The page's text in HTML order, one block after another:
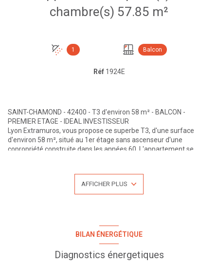
chambre(s) 57.85 m²
1 Balcon
Réf 1924E
SAINT-CHAMOND - 42400 - T3 d'environ 58 m² - BALCON -
PREMIER ETAGE - IDEAL INVESTISSEUR
Lyon Extramuros, vous propose ce superbe T3, d'une surface
d'environ 58 m², situé au 1er étage sans ascenseur d'une
copropriété construite dans les années 60. L'appartement se
exposition Est/Ouest. Le côté nuit est composé de 2 chambres
avec placard intégré, d'une salle d'eau et d'un toilette séparé.
Une cave privative et un jardin collectif viennent compléter ce
médecins, hôpital etc...)
par chauffe-eau électrique.
Taxe foncière: 733€.
AFFICHER PLUS
BILAN ÉNERGÉTIQUE
Diagnostics énergetiques